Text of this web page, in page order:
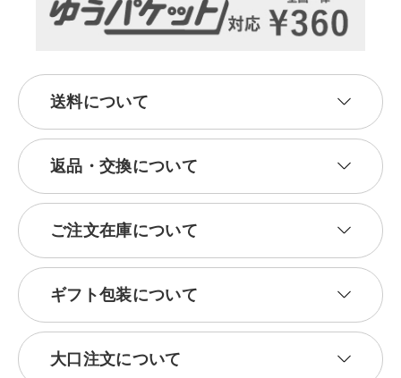
送料について
返品・交換について
ご注文在庫について
ギフト包装について
大口注文について